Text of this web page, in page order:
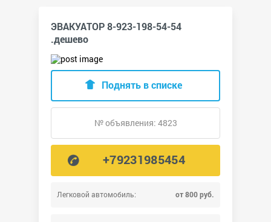
ЭВАКУАТОР 8-923-198-54-54
.дешево
Легковой автомобиль: от 800 руб.
Поднять в списке
№ объявления: 4823
+79231985454